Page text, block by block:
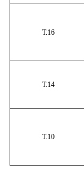
T.16
T.14
T.10